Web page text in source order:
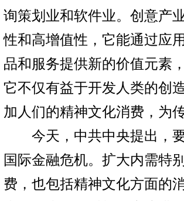
询策划业和软件业。创意产
性和高增值性，它能通过应
品和服务提供新的价值元素
它不仅有益于开发人类的创
加人们的精神文化消费，为
今天，中共中央提出，要
国际金融危机。扩大内需特
费，也包括精神文化方面的